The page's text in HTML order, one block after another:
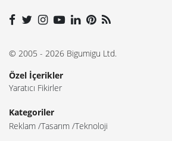
© 2005 - 2026 Bigumigu Ltd.
Özel İçerikler
Yaratıcı Fikirler
Kategoriler
Reklam Tasarım Teknoloji